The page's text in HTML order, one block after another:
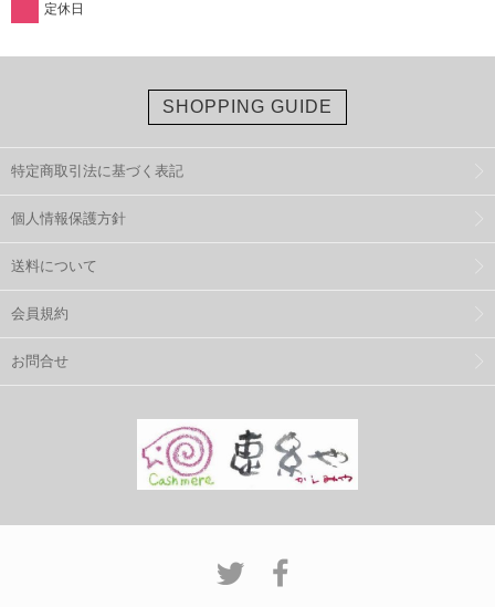
定休日
SHOPPING GUIDE
特定商取引法に基づく表記
個人情報保護方針
送料について
会員規約
お問合せ